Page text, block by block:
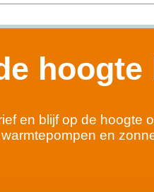
en blijf op de hoogte
warmtepompen en